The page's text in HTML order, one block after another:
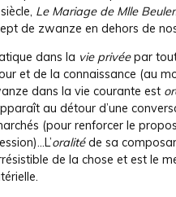
siècle, Le Mariage de Mlle
de zwanze en dehors de
dans la vie privéepar
et de la connaissance (au
dans la vie courante est
au détour d’une
(pour renforcer le
oralitéde sa
de la chose et est le